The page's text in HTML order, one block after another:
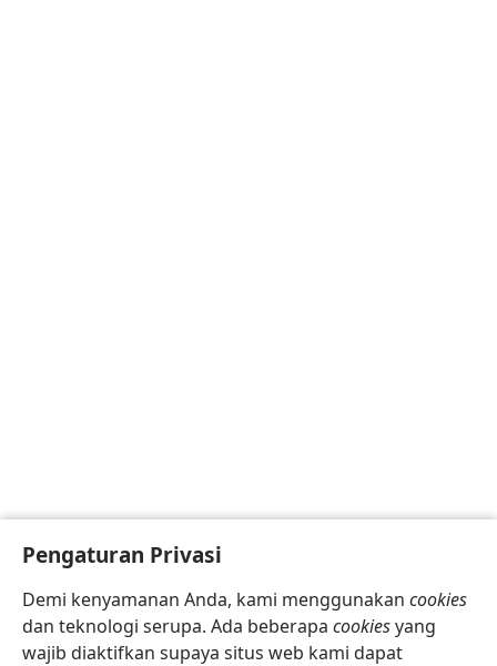
Pengaturan Privasi
Demi kenyamanan Anda, kami menggunakan cookies
dan teknologi serupa. Ada beberapa cookiesyang
wajib diaktifkan supaya situs web kami dapat